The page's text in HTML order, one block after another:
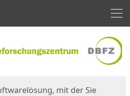
mit der Sie